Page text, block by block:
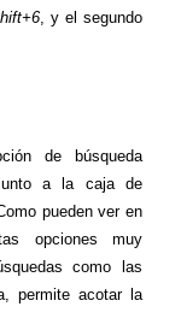
, y el segundo
de búsqueda
a la caja de
pueden ver en
opciones muy
como las
permite acotar la